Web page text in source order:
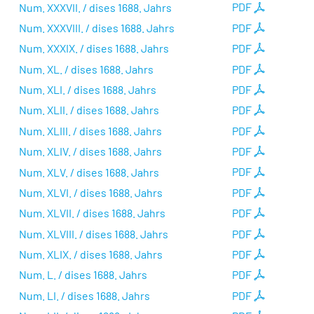
PDF
Num. XXXVII. / dises 1688. Jahrs
PDF
Num. XXXVIII. / dises 1688. Jahrs
PDF
Num. XXXIX. / dises 1688. Jahrs
PDF
Num. XL. / dises 1688. Jahrs
PDF
Num. XLI. / dises 1688. Jahrs
PDF
Num. XLII. / dises 1688. Jahrs
PDF
Num. XLIII. / dises 1688. Jahrs
PDF
Num. XLIV. / dises 1688. Jahrs
PDF
Num. XLV. / dises 1688. Jahrs
PDF
Num. XLVI. / dises 1688. Jahrs
PDF
Num. XLVII. / dises 1688. Jahrs
PDF
Num. XLVIII. / dises 1688. Jahrs
PDF
Num. XLIX. / dises 1688. Jahrs
PDF
Num. L. / dises 1688. Jahrs
PDF
Num. LI. / dises 1688. Jahrs